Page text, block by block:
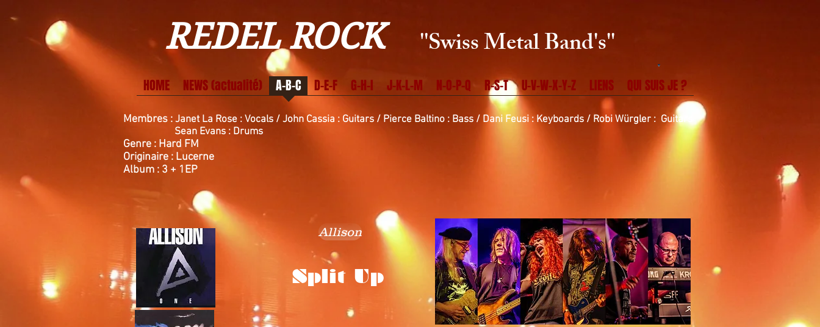
REDEL ROCK ''Swiss Metal Band's''
Membres : Janet La Rose : Vocals / John Cassia : Guitars / Pierce Baltino : Bass / Dani Feusi : Keyboards / Robi Würgler : Guitars
Sean Evans : Drums
Genre : Hard FM
Originaire : Lucerne
Album : 3 + 1EP
Allison
Split Up
HOME NEWS (actualité) A-B-C D-E-F G-H-I J-K-L-M N-O-P-Q R-S-T U-V-W-X-Y-Z LIENS QUI SUIS JE ?